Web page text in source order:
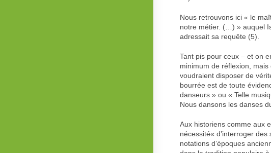
Nous retrouvons ici « le
notre métier. (…) » auquel
adressait sa requête (5).
Tant pis pour ceux – et on
minimum de réflexion, mais
voudraient disposer de
bourrée est de toute
danseurs » ou « Telle
Nous dansons les danses
Aux historiens comme aux
nécessité« d’interroger
notations d’époques